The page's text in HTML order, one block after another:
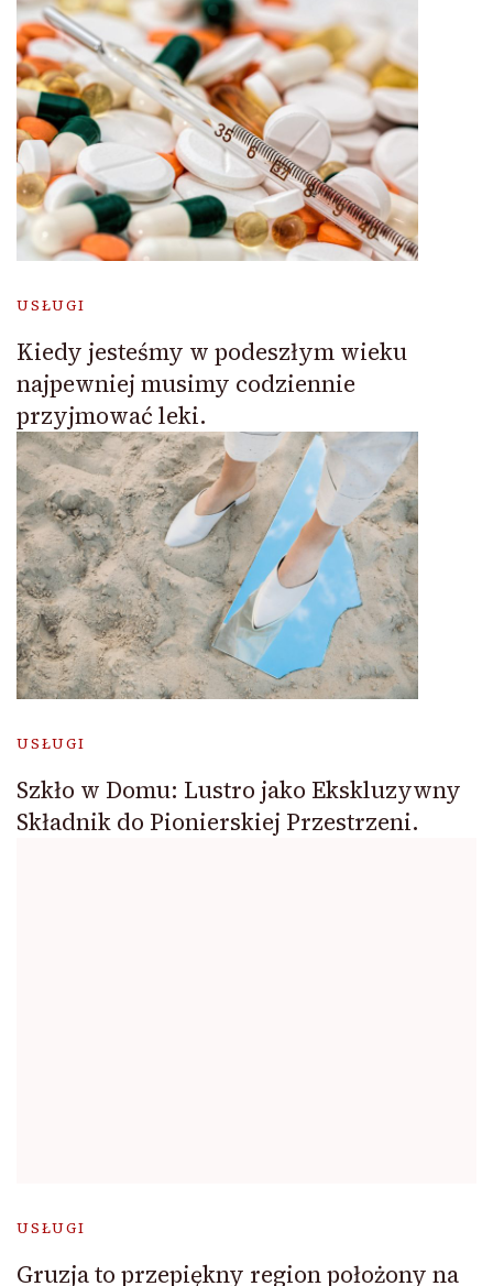
USŁUGI
Kiedy jesteśmy w podeszłym wieku
najpewniej musimy codziennie
przyjmować leki.
USŁUGI
Szkło w Domu: Lustro jako Ekskluzywny
Składnik do Pionierskiej Przestrzeni.
USŁUGI
Gruzja to przepiękny region położony na